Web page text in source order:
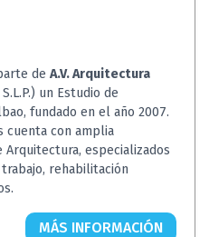
de A.V. Arquitectura
un Estudio de
fundado en el año 2007.
cuenta con amplia
especializados
rehabilitación
MÁS INFORMACIÓN